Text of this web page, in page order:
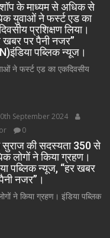
के माध्यम से अधिक से
युवाओं ने फर्स्ट एड का
प्रशिक्षण लिया।
खबर पर पैनी नजर”
पब्लिक न्यूज।
ने फर्स्ट एड का एकदिवसीय
September 2024
0
की सदस्यता 350 से
लोगों ने किया ग्रहण।
पब्लिक न्यूज, “हर खबर
नजर”।
ने किया ग्रहण। इंडिया पब्लिक